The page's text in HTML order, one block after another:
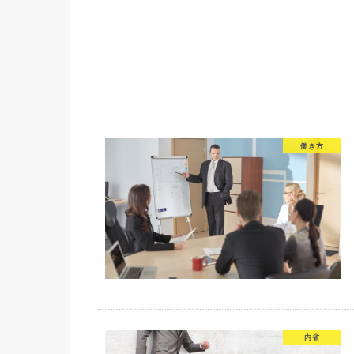
働き方
内省